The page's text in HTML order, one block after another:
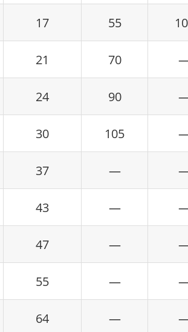
17 55
21 70
24 90
30 105
37 —
43 —
47 —
55 —
64 —